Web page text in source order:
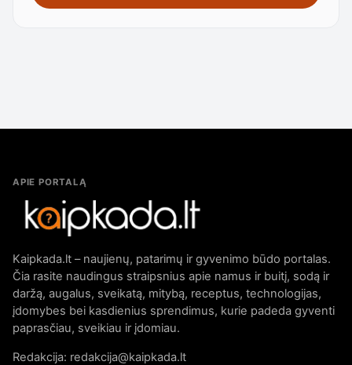
APIE PORTALĄ
Kaipkada.lt – naujienų, patarimų ir gyvenimo būdo portalas.
Čia rasite naudingus straipsnius apie namus ir buitį, sodą ir
daržą, augalus, sveikatą, mitybą, receptus, technologijas,
įdomybes bei kasdienius sprendimus, kurie padeda gyventi
paprasčiau, sveikiau ir įdomiau.
Redakcija: redakcija@kaipkada.lt